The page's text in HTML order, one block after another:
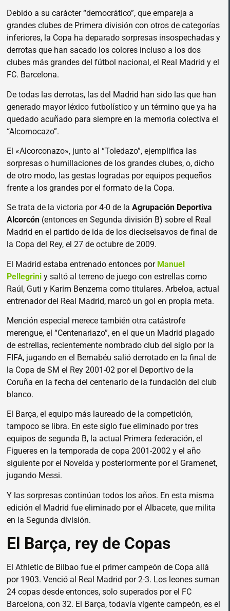
Debido a su carácter “democrático”, que empareja a
grandes clubes de Primera división con otros de categorías
inferiores, la Copa ha deparado sorpresas insospechadas y
derrotas que han sacado los colores incluso a los dos
clubes más grandes del fútbol nacional, el Real Madrid y el
FC. Barcelona.
De todas las derrotas, las del Madrid han sido las que han
generado mayor léxico futbolístico y un término que ya ha
quedado acuñado para siempre en la memoria colectiva el
“Alcornocazo”.
El «Alcorconazo», junto al “Toledazo”, ejemplifica las
sorpresas o humillaciones de los grandes clubes, o, dicho
de otro modo, las gestas logradas por equipos pequeños
frente a los grandes por el formato de la Copa.
Se trata de la victoria por 4-0 de la Agrupación Deportiva
Alcorcón (entonces en Segunda división B) sobre el Real
Madrid en el partido de ida de los dieciseisavos de final de
la Copa del Rey, el 27 de octubre de 2009.
El Madrid estaba entrenado entonces por Manuel
Pellegrini y saltó al terreno de juego con estrellas como
Raúl, Guti y Karim Benzema como titulares. Arbeloa, actual
entrenador del Real Madrid, marcó un gol en propia meta.
Mención especial merece también otra catástrofe
merengue, el “Centenariazo”, en el que un Madrid plagado
de estrellas, recientemente nombrado club del siglo por la
FIFA, jugando en el Bernabéu salió derrotado en la final de
la Copa de SM el Rey 2001-02 por el Deportivo de la
Coruña en la fecha del centenario de la fundación del club
blanco.
El Barça, el equipo más laureado de la competición,
tampoco se libra. En este siglo fue eliminado por tres
equipos de segunda B, la actual Primera federación, el
Figueres en la temporada de copa 2001-2002 y el año
siguiente por el Novelda y posteriormente por el Gramenet,
jugando Messi.
Y las sorpresas continúan todos los años. En esta misma
edición el Madrid fue eliminado por el Albacete, que milita
en la Segunda división.
El Barça, rey de Copas
El Athletic de Bilbao fue el primer campeón de Copa allá
por 1903. Venció al Real Madrid por 2-3. Los leones suman
24 copas desde entonces, solo superados por el FC
Barcelona, con 32. El Barça, todavía vigente campeón, es el